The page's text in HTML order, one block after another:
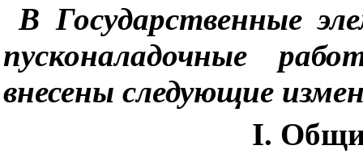
В Государственные
пусконаладочные
внесены следующие
I.